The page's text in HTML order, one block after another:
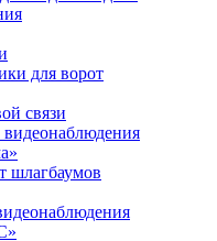
для ворот
связи
шлагбаумов